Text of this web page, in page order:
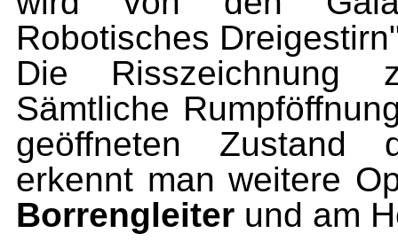
Robotisches
Die
Sämtliche
geöffneten Zustand
erkennt man weitere
Borrengleiter und am